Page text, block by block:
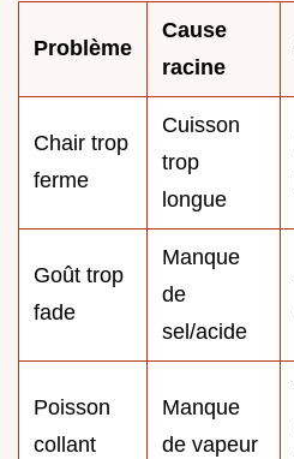
Problème
Cause
racine
Chair trop
ferme
Cuisson
trop
longue
Goût trop
fade
Manque
de
sel/acide
Poisson
collant
Manque
de vapeur